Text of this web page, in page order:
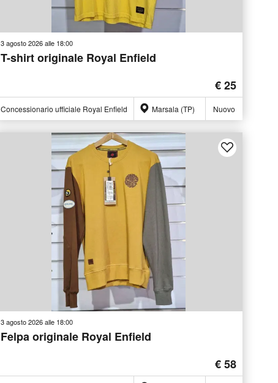
3 agosto 2026 alle 18:00
T-shirt originale Royal Enfield
€ 25
Concessionario ufficiale Royal Enfield Marsala (TP) Nuovo
3 agosto 2026 alle 18:00
Felpa originale Royal Enfield
€ 58